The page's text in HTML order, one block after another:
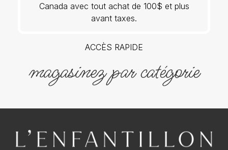
Canada avec tout achat de 100$ et plus
avant taxes.
ACCÈS RAPIDE
magasinez par catégorie